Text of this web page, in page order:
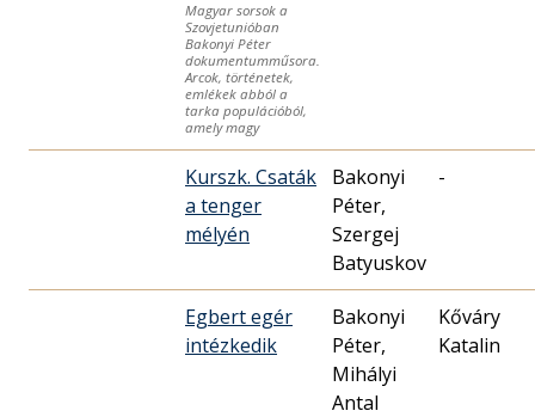
Magyar sorsok a
Szovjetunióban
Bakonyi Péter
dokumentumműsora.
Arcok, történetek,
emlékek abból a
tarka populációból,
amely magy
Kurszk. Csaták
a tenger
mélyén
Bakonyi
Péter,
Szergej
Batyuskov
-
Egbert egér
intézkedik
Bakonyi
Péter,
Mihályi
Antal
Kőváry
Katalin